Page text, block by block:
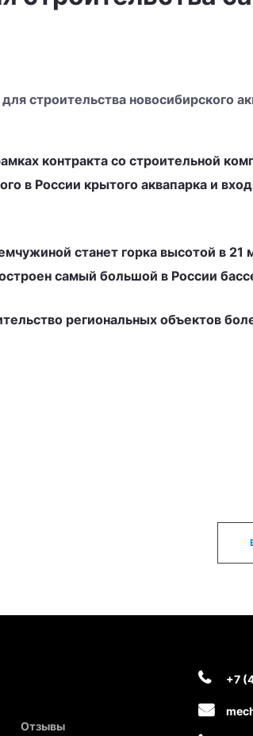
строительства новосибирского
контракта со строительной
в России крытого аквапарка и
станет горка высотой в 21
самый большой в России
региональных объектов
Отзывы
+7